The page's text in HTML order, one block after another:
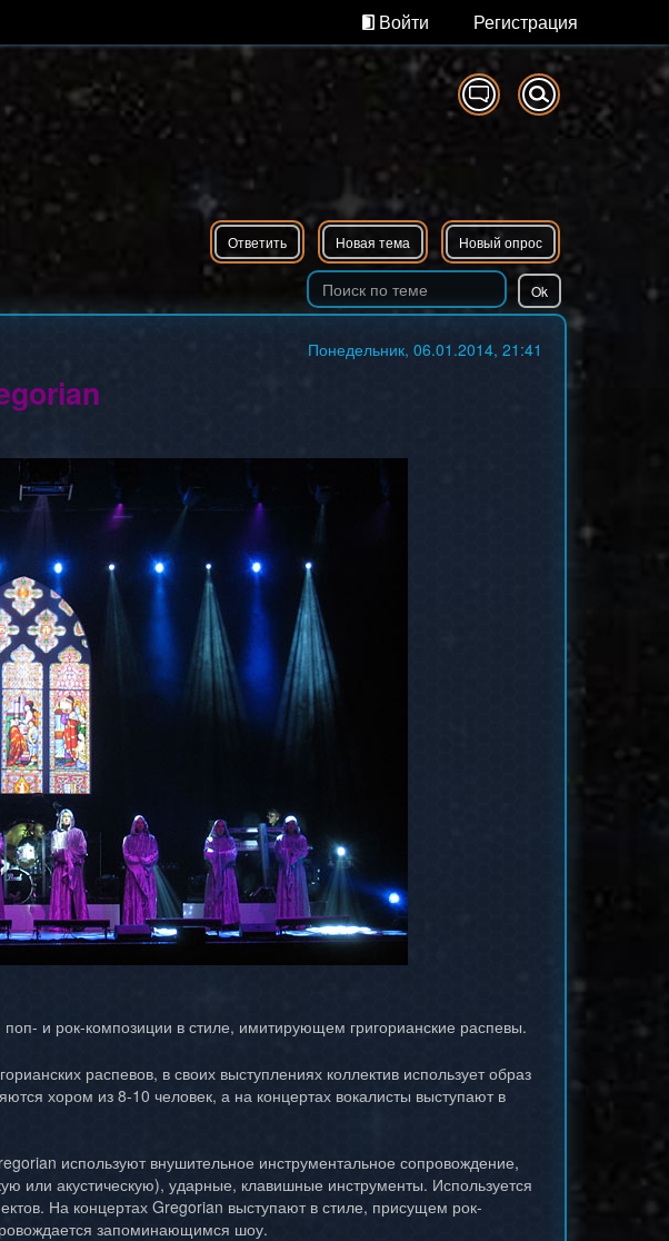
Войти Регистрация
Ответить Новая тема Новый опрос
Понедельник, 06.01.2014, 21:41
и рок-композиции в стиле, имитирующем григорианские распевы.
распевов, в своих выступлениях коллектив использует образ
хором из 8-10 человек, а на концертах вокалисты выступают в
используют внушительное инструментальное сопровождение,
или акустическую), ударные, клавишные инструменты. Используется
На концертах Gregorian выступают в стиле, присущем рок-
запоминающимся шоу.